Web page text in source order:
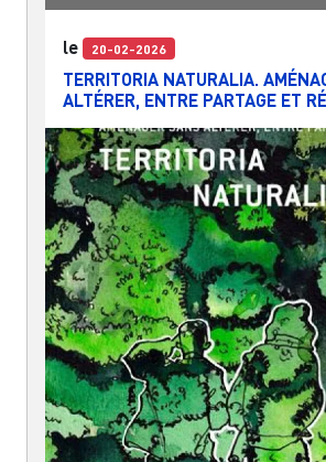
le 20-02-2026
TERRITORIA NATURALIA.
ALTÉRER, ENTRE PARTAGE ET